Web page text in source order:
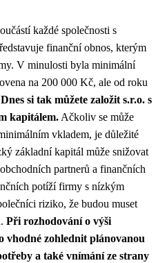
každé společnosti s
finanční obnos, kterým
V minulosti byla minimální
na 200 000 Kč, ale od roku
Dnes si tak můžete založit s.r.o. s
kapitálem. Ačkoliv se může
vkladem, je důležité
základní kapitál může snižovat
partnerů a finančních
potíží firmy s nízkým
riziko, že budou muset
Při rozhodování o výši
zohlednit plánovanou
a také vnímání ze strany